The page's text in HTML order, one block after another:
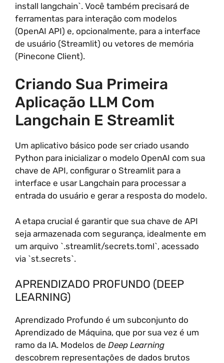
install langchain`. Você também precisará de
ferramentas para interação com modelos
(OpenAI API) e, opcionalmente, para a interface
de usuário (Streamlit) ou vetores de memória
(Pinecone Client).
Criando Sua Primeira
Aplicação LLM Com
Langchain E Streamlit
Um aplicativo básico pode ser criado usando
Python para inicializar o modelo OpenAI com sua
chave de API, configurar o Streamlit para a
interface e usar Langchain para processar a
entrada do usuário e gerar a resposta do modelo.
A etapa crucial é garantir que sua chave de API
seja armazenada com segurança, idealmente em
um arquivo `.streamlit/secrets.toml`, acessado
via `st.secrets`.
APRENDIZADO PROFUNDO (DEEP
LEARNING)
Aprendizado Profundo é um subconjunto do
Aprendizado de Máquina, que por sua vez é um
ramo da IA. Modelos de Deep Learning
descobrem representações de dados brutos